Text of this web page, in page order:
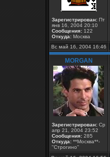
Зарегистрирован: Пт
янв 16, 2004 20:10
Сообщения: 122
Откуда: Москва
Вс май 16, 2004 16:46
MORGAN
Зарегистрирован: Ср
апр 21, 2004 23:52
Сообщения: 285
Откуда: **Москва**-
''Строгино''